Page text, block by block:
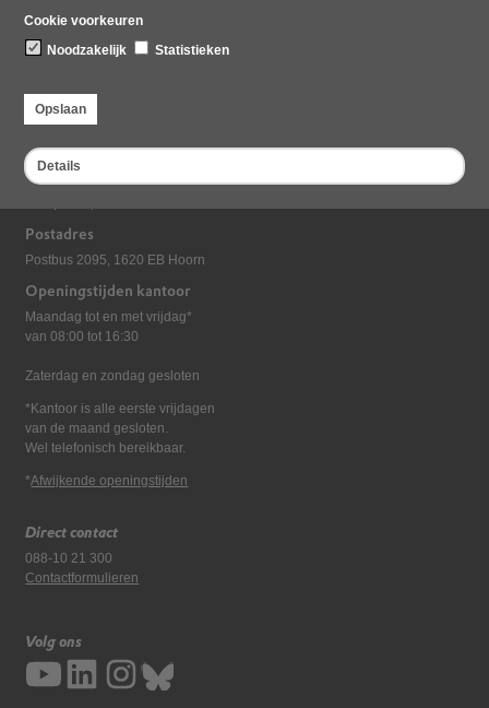
Cookie voorkeuren
Noodzakelijk
Statistieken
Opslaan
Details
Bezoekadres
Postadres
Postbus 2095, 1620 EB Hoorn
Openingstijden kantoor
Maandag tot en met vrijdag*
van 08:00 tot 16:30
Zaterdag en zondag gesloten
*Kantoor is alle eerste vrijdagen
van de maand gesloten.
Wel telefonisch bereikbaar.
*Afwijkende openingstijden
Direct contact
088-10 21 300
Contactformulieren
Volg ons